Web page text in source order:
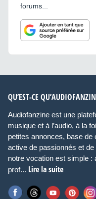
forums...
QU’EST-CE
Audiofanzine est une
musique et à l’audio, à la
petites annonces, base
active de passionnés et
notre vocation est simple :
prof... Lire la suite